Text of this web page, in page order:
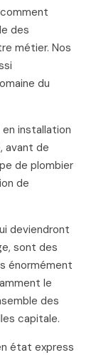
des
métier. Nos
du
en installation
avant de
de plombier
de
deviendront
sont des
énormément
le
des
capitale.
état express